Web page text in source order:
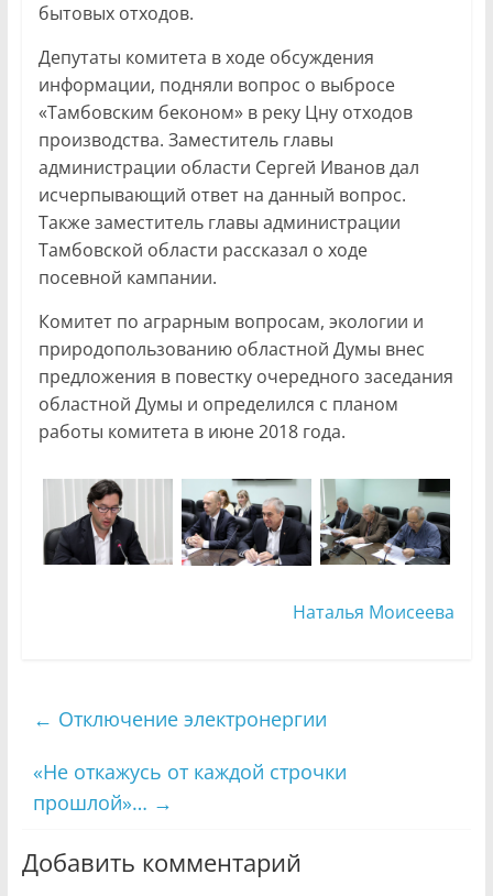
бытовых отходов.
Депутаты комитета в ходе обсуждения
информации, подняли вопрос о выбросе
«Тамбовским беконом» в реку Цну отходов
производства. Заместитель главы
администрации области Сергей Иванов дал
исчерпывающий ответ на данный вопрос.
Также заместитель главы администрации
Тамбовской области рассказал о ходе
посевной кампании.
Комитет по аграрным вопросам, экологии и
природопользованию областной Думы внес
предложения в повестку очередного заседания
областной Думы и определился с планом
работы комитета в июне 2018 года.
Наталья Моисеева
← Отключение электронергии
«Не откажусь от каждой строчки
прошлой»… →
Добавить комментарий